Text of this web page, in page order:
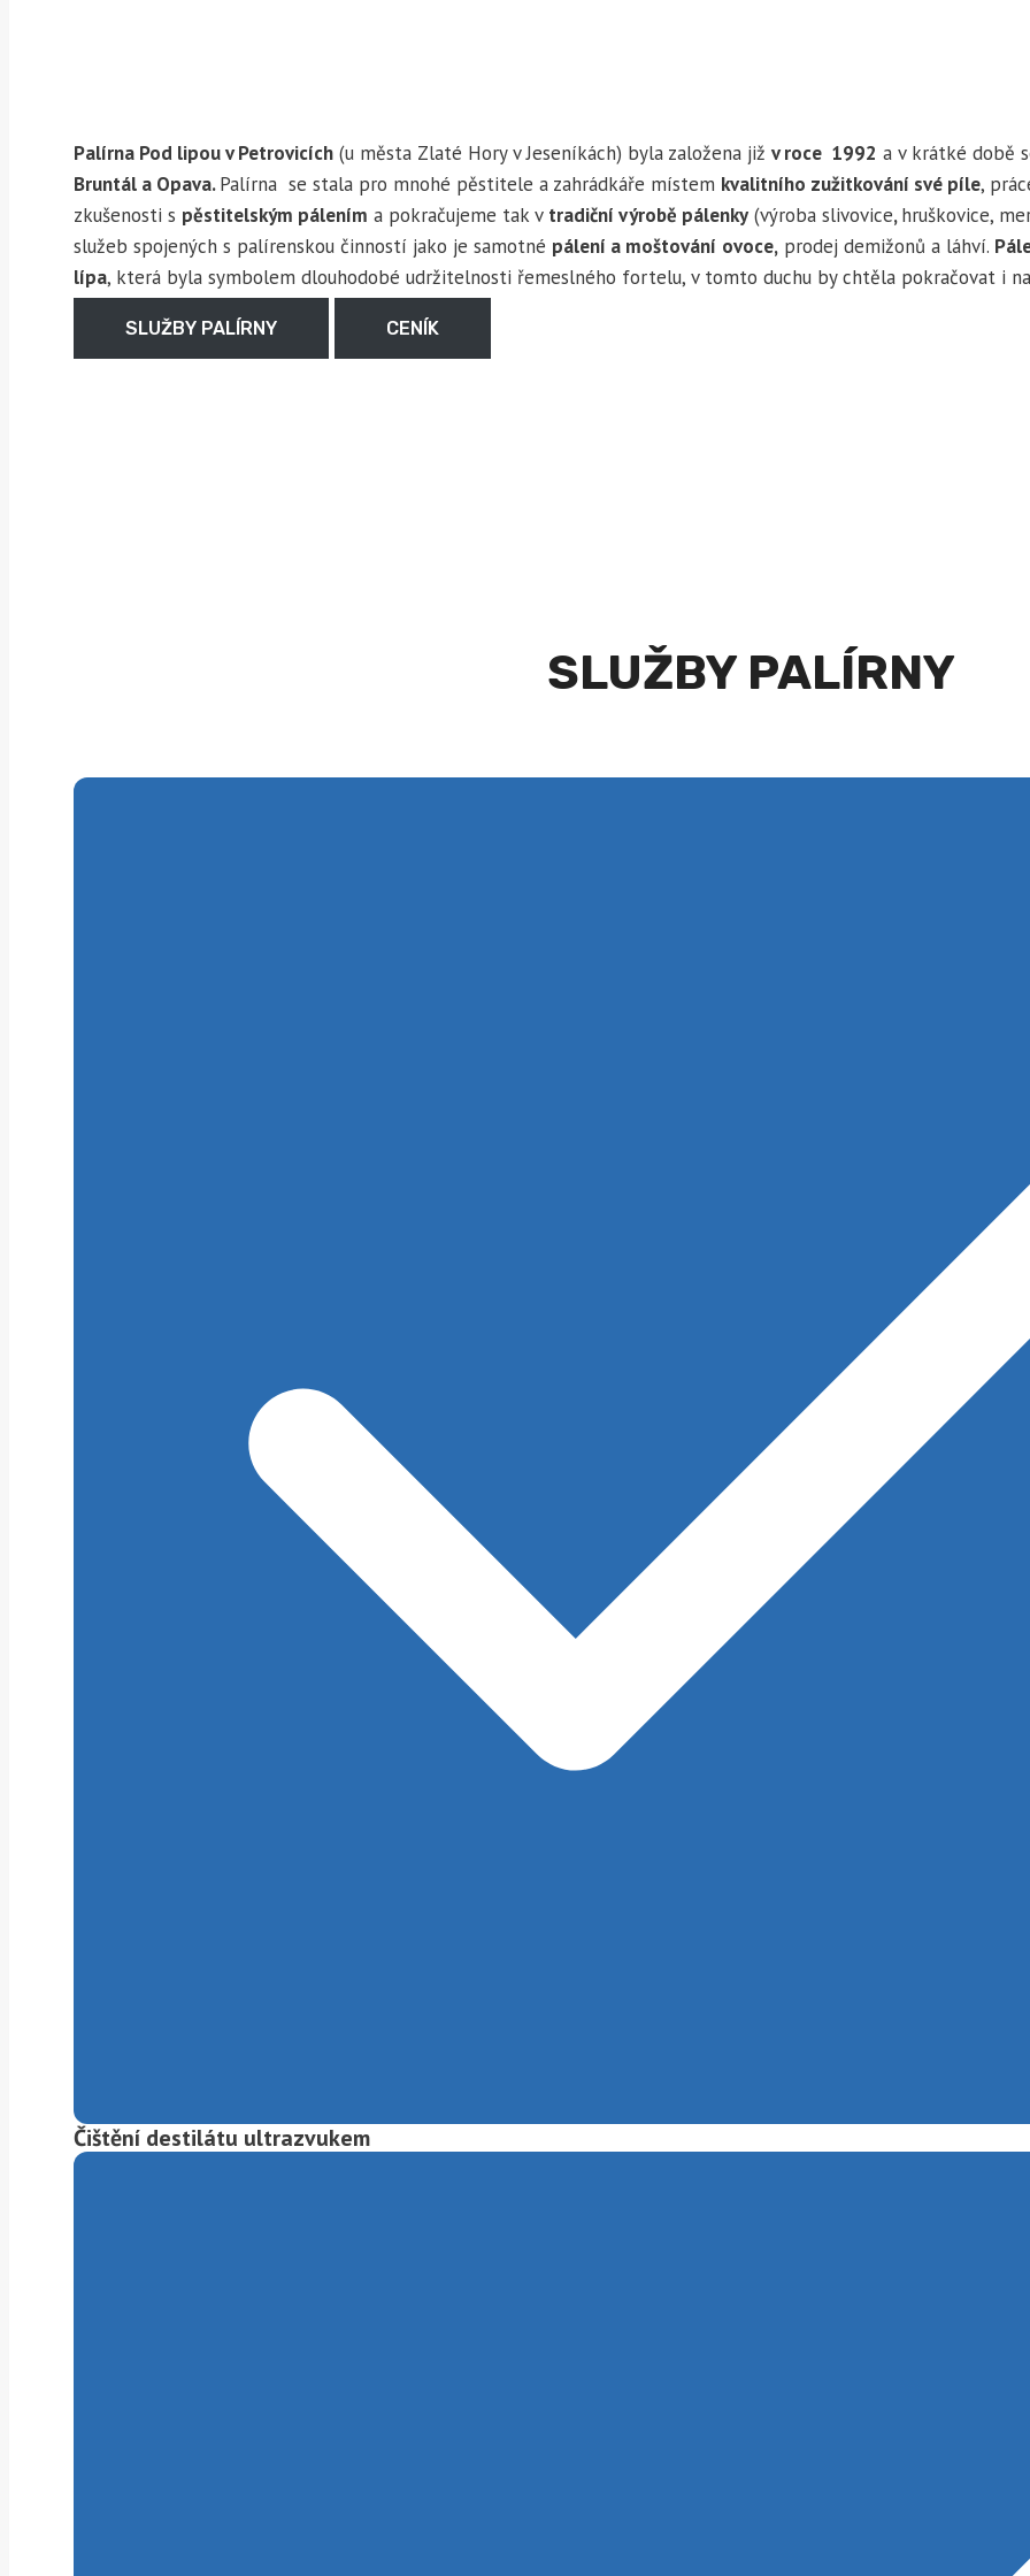
Palírna Pod lipou v Petrovicích (u města Zlaté Hory v Jeseníkách) byla založena již v roce 1992 a v krátké době
Bruntál a Opava.Palírna se stala pro mnohé pěstitele a zahrádkáře místem kvalitního zužitkování své píle,
zkušenosti s pěstitelským pálením a pokračujeme tak v tradiční výrobě pálenky (výroba slivovice,hruškovice,
služeb spojených s palírenskou činností jako je samotné pálení a moštování ovoce, prodej demižonů a láhví.
lípa, která byla symbolem dlouhodobé udržitelnosti řemeslného fortelu, v tomto duchu by chtěla pokračovat i
SLUŽBY PALÍRNY CENÍK
SLUŽBY PALÍRNY
Čištění destilátu ultrazvukem